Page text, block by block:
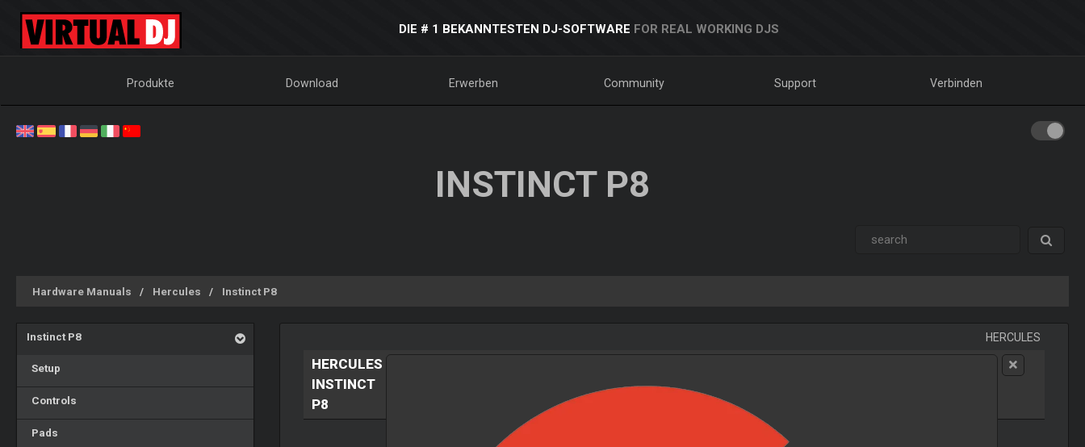
DIE # 1 BEKANNTESTEN DJ-SOFTWARE FOR REAL WORKING DJS
Produkte Download Erwerben Community Support Verbinden
INSTINCT P8
Hardware Manuals Hercules Instinct P8
Instinct P8
Setup
Controls
Pads
HERCULES
HERCULES
INSTINCT
P8